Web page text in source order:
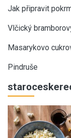
Jak připravit
Vlčický
Masarykovo
Pindruše